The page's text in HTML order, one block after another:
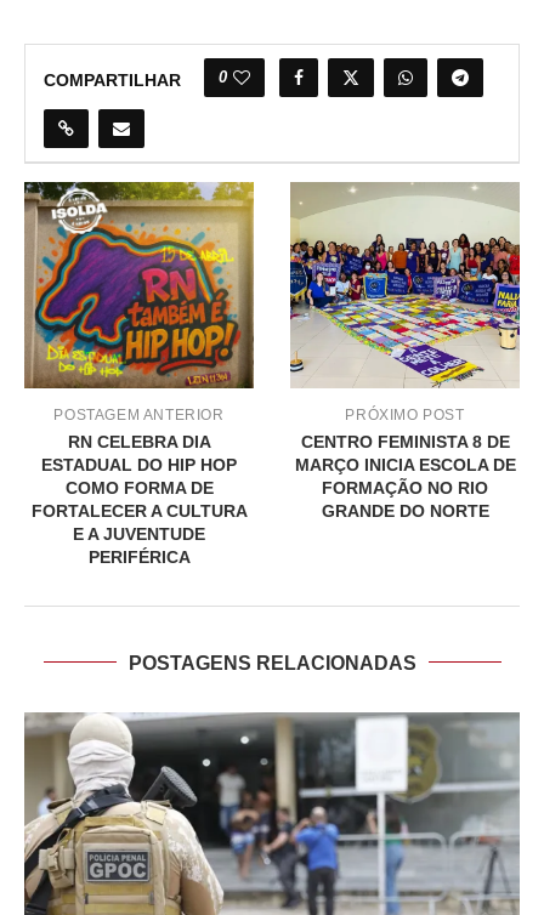
COMPARTILHAR 0
POSTAGEM ANTERIOR
RN CELEBRA DIA
ESTADUAL DO HIP HOP
COMO FORMA DE
FORTALECER A CULTURA
E A JUVENTUDE
PERIFÉRICA
PRÓXIMO POST
CENTRO FEMINISTA 8 DE
MARÇO INICIA ESCOLA DE
FORMAÇÃO NO RIO
GRANDE DO NORTE
POSTAGENS RELACIONADAS